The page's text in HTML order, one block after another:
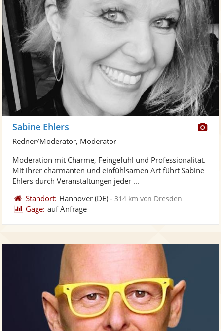
Sabine Ehlers
Redner/Moderator, Moderator
Moderation mit Charme, Feingefühl und Professionalität.
Mit ihrer charmanten und einfühlsamen Art führt Sabine
Ehlers durch Veranstaltungen jeder ...
Standort: Hannover (DE) -314 km von Dresden
Gage: auf Anfrage